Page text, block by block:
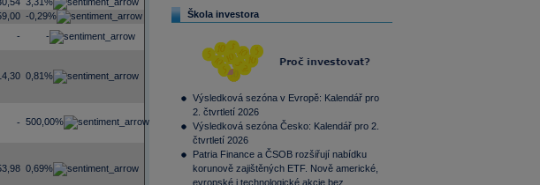
-0,29%
- -
0,81%
- 500,00%
0,69%
Škola investora
Výsledková sezóna v Evropě: Kalendář pro
2. čtvrtletí 2026
Výsledková sezóna Česko: Kalendář pro 2.
čtvrtletí 2026
Patria Finance a ČSOB rozšiřují nabídku
korunově zajištěných ETF. Nově americké,
evropské i technologické akcie bez